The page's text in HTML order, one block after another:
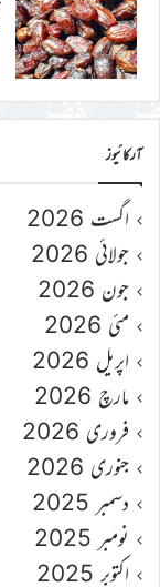
آرکائیوز
اگست 2026
جولائی 2026
جون 2026
مئی 2026
اپریل 2026
مارچ 2026
فروری 2026
جنوری 2026
دسمبر 2025
نومبر 2025
اکتوبر 2025